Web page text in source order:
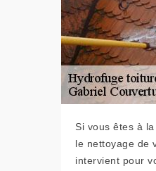
Si vous êtes à
le nettoyage de
intervient pour